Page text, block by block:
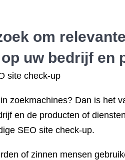
om
uw bedrijf en
site check-up
zoekmachines? Dan is het
en de producten of
SEO site check-up.
of zinnen mensen